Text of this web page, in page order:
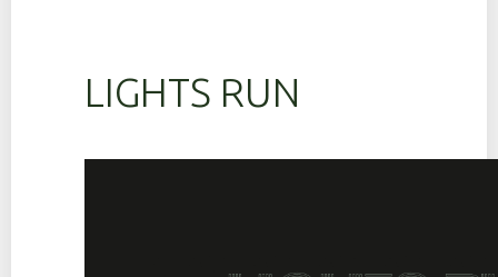
LIGHTS RUN